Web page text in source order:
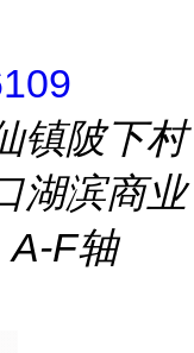
镇陂下村
湖滨商业
A-F轴